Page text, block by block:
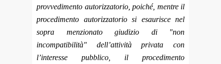
provvedimento autorizzatorio, poiché, mentre il
procedimento autorizzatorio si esaurisce nel
sopra menzionato giudizio di "non
incompatibilità" dell’attività privata con
l’interesse pubblico, il procedimento